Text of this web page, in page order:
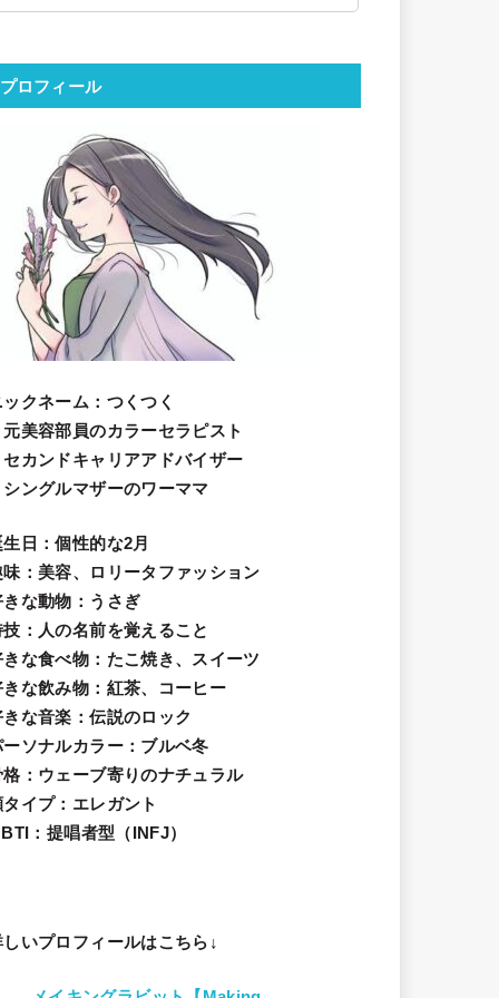
プロフィール
ックネーム ：つくつく
元美容部員のカラーセラピスト
セカンドキャリアアドバイザー
シングルマザーのワーママ
日 ：個性的な2月
味 ：美容、ロリータファッション
きな動物 ：うさぎ
技 ：人の名前を覚えること
きな食べ物 ：たこ焼き、スイーツ
きな飲み物：紅茶、コーヒー
きな音楽：伝説のロック
ーソナルカラー：ブルベ冬
格：ウェーブ寄りのナチュラル
タイプ：エレガン ト
：提唱者型（INFJ）
しいプロフィールはこちら↓